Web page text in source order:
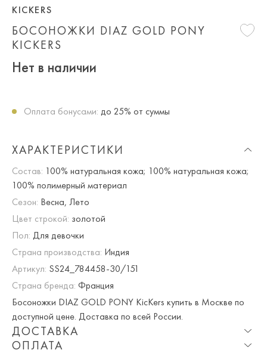
БОСОНОЖКИ DIAZ GOLD PONY
KICKERS
KICKERS
Нет в наличии
Оплата бонусами: до 25% от суммы
ХАРАКТЕРИСТИКИ
Состав: 100% натуральная кожа; 100% натуральная кожа;
100% полимерный материал
Сезон: Весна, Лето
Цвет строкой: золотой
Пол: Для девочки
Страна производства: Индия
Артикул: SS24_784458-30/151
Страна бренда: Франция
Босоножки DIAZ GOLD PONY KicKers купить в Москве по
доступной цене. Доставка по всей России.
ДОСТАВКА
ОПЛАТА